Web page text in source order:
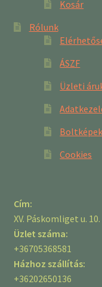
Kosár
Rólunk
ÁSZF
Üzleti
Boltképek
Cookies
Cím:
XV. Páskomliget u. 10.
Üzlet száma:
+36705368581
Házhoz szállítás:
+36202650136